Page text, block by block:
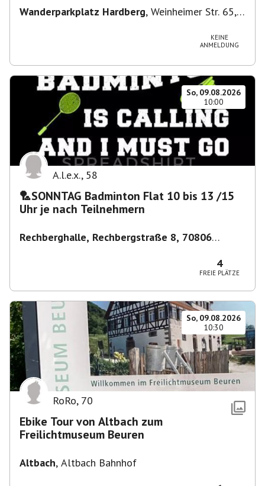
Wanderparkplatz Hardberg, Weinheimer Str. 65,
KEINE
ANMELDUNG
So, 09.08.2026
10:00
A.l.e.x., 58
🏸SONNTAG Badminton Flat 10 bis 13 /15
Uhr je nach Teilnehmern
Rechberghalle, Rechbergstraße 8, 70806
4
FREIE PLÄTZE
So, 09.08.2026
10:30
RoRo, 70
Ebike Tour von Altbach zum
Freilichtmuseum Beuren
Altbach, Altbach Bahnhof